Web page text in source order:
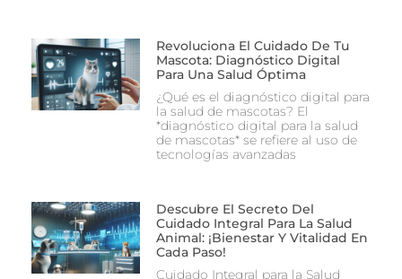
Revoluciona El Cuidado De Tu
Mascota: Diagnóstico Digital
Para Una Salud Óptima
¿Qué es el diagnóstico digital para
la salud de mascotas? El
*diagnóstico digital para la salud
de mascotas* se refiere al uso de
tecnologías avanzadas
Descubre El Secreto Del
Cuidado Integral Para La Salud
Animal: ¡Bienestar Y Vitalidad En
Cada Paso!
Cuidado Integral para la Salud